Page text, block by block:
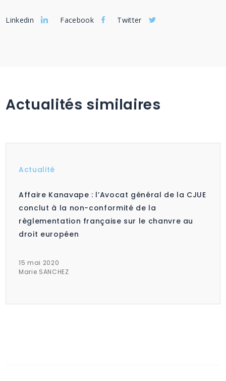
Linkedin Facebook Twitter
Actualités similaires
Actualité
Affaire Kanavape : l’Avocat général de la CJUE
conclut à la non-conformité de la
règlementation française sur le chanvre au
droit européen
15 mai 2020
Marie SANCHEZ